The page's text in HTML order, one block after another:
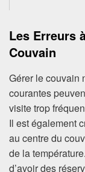
Les Erreurs
Couvain
Gérer le couvain
courantes
visite trop
Il est également
au centre du
de la
d’avoir des